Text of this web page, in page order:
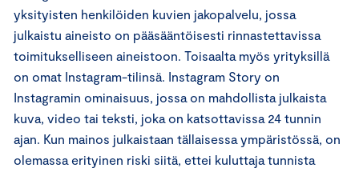
yksityisten henkilöiden kuvien jakopalvelu, jossa
julkaistu aineisto on pääsääntöisesti rinnastettavissa
toimitukselliseen aineistoon. Toisaalta myös yrityksillä
on omat Instagram-tilinsä. Instagram Story on
Instagramin ominaisuus, jossa on mahdollista julkaista
kuva, video tai teksti, joka on katsottavissa 24 tunnin
ajan. Kun mainos julkaistaan tällaisessa ympäristössä, on
olemassa erityinen riski siitä, ettei kuluttaja tunnista